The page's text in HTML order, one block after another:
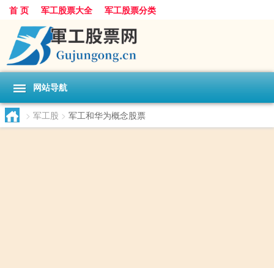
首 页 军工股票大全 军工股票分类
网站导航
> 军工股 > 军工和华为概念股票